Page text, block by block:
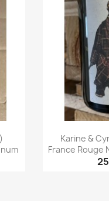
Karine &
France Rouge